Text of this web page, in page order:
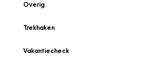
Overig
Trekhaken
Vakantiecheck